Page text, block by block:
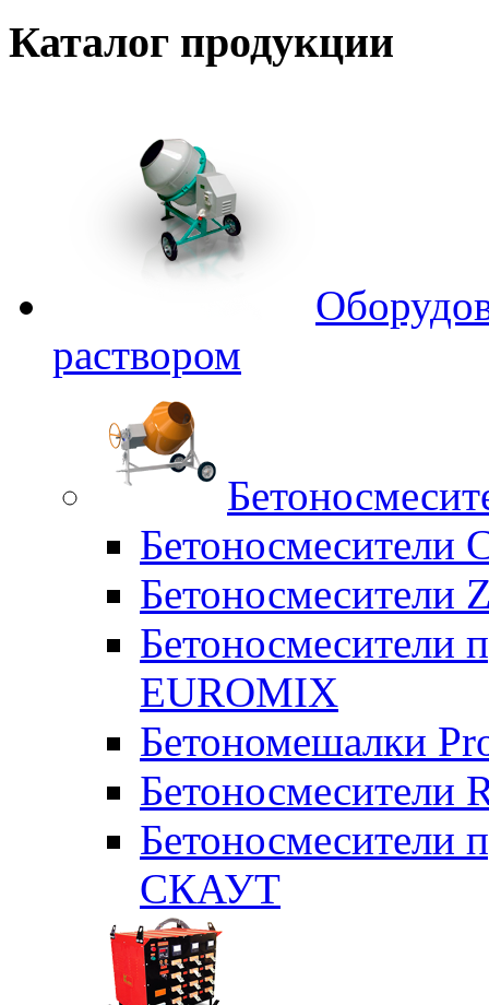
Каталог продукции
раствором
Бетоносмесители
Бетоносмесители
Бетоносмесители
EUROMIX
Бетономешалки
Бетоносмесители
Бетоносмесители
СКАУТ